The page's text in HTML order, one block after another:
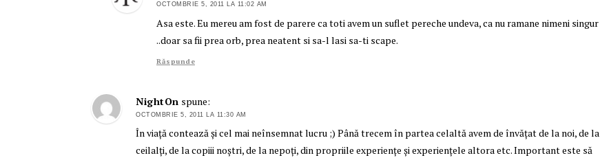
OCTOMBRIE 5, 2011 LA 11:02 AM
Asa este. Eu mereu am fost de parere ca toti avem un suflet pereche undeva, ca nu ramane nimeni singur
..doar sa fii prea orb, prea neatent si sa-l lasi sa-ti scape.
Răspunde
NightOn spune:
OCTOMBRIE 5, 2011 LA 11:30 AM
În viață contează și cel mai neînsemnat lucru ;) Până trecem în partea celaltă avem de învățat de la noi, de la
ceilalți, de la copiii noștri, de la nepoți, din propriile experiențe și experiențele altora etc. Important este să